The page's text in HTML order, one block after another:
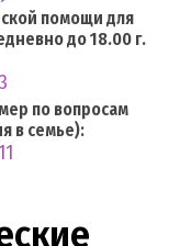
помощи для
до 18.00 г.
по вопросам
в семье):